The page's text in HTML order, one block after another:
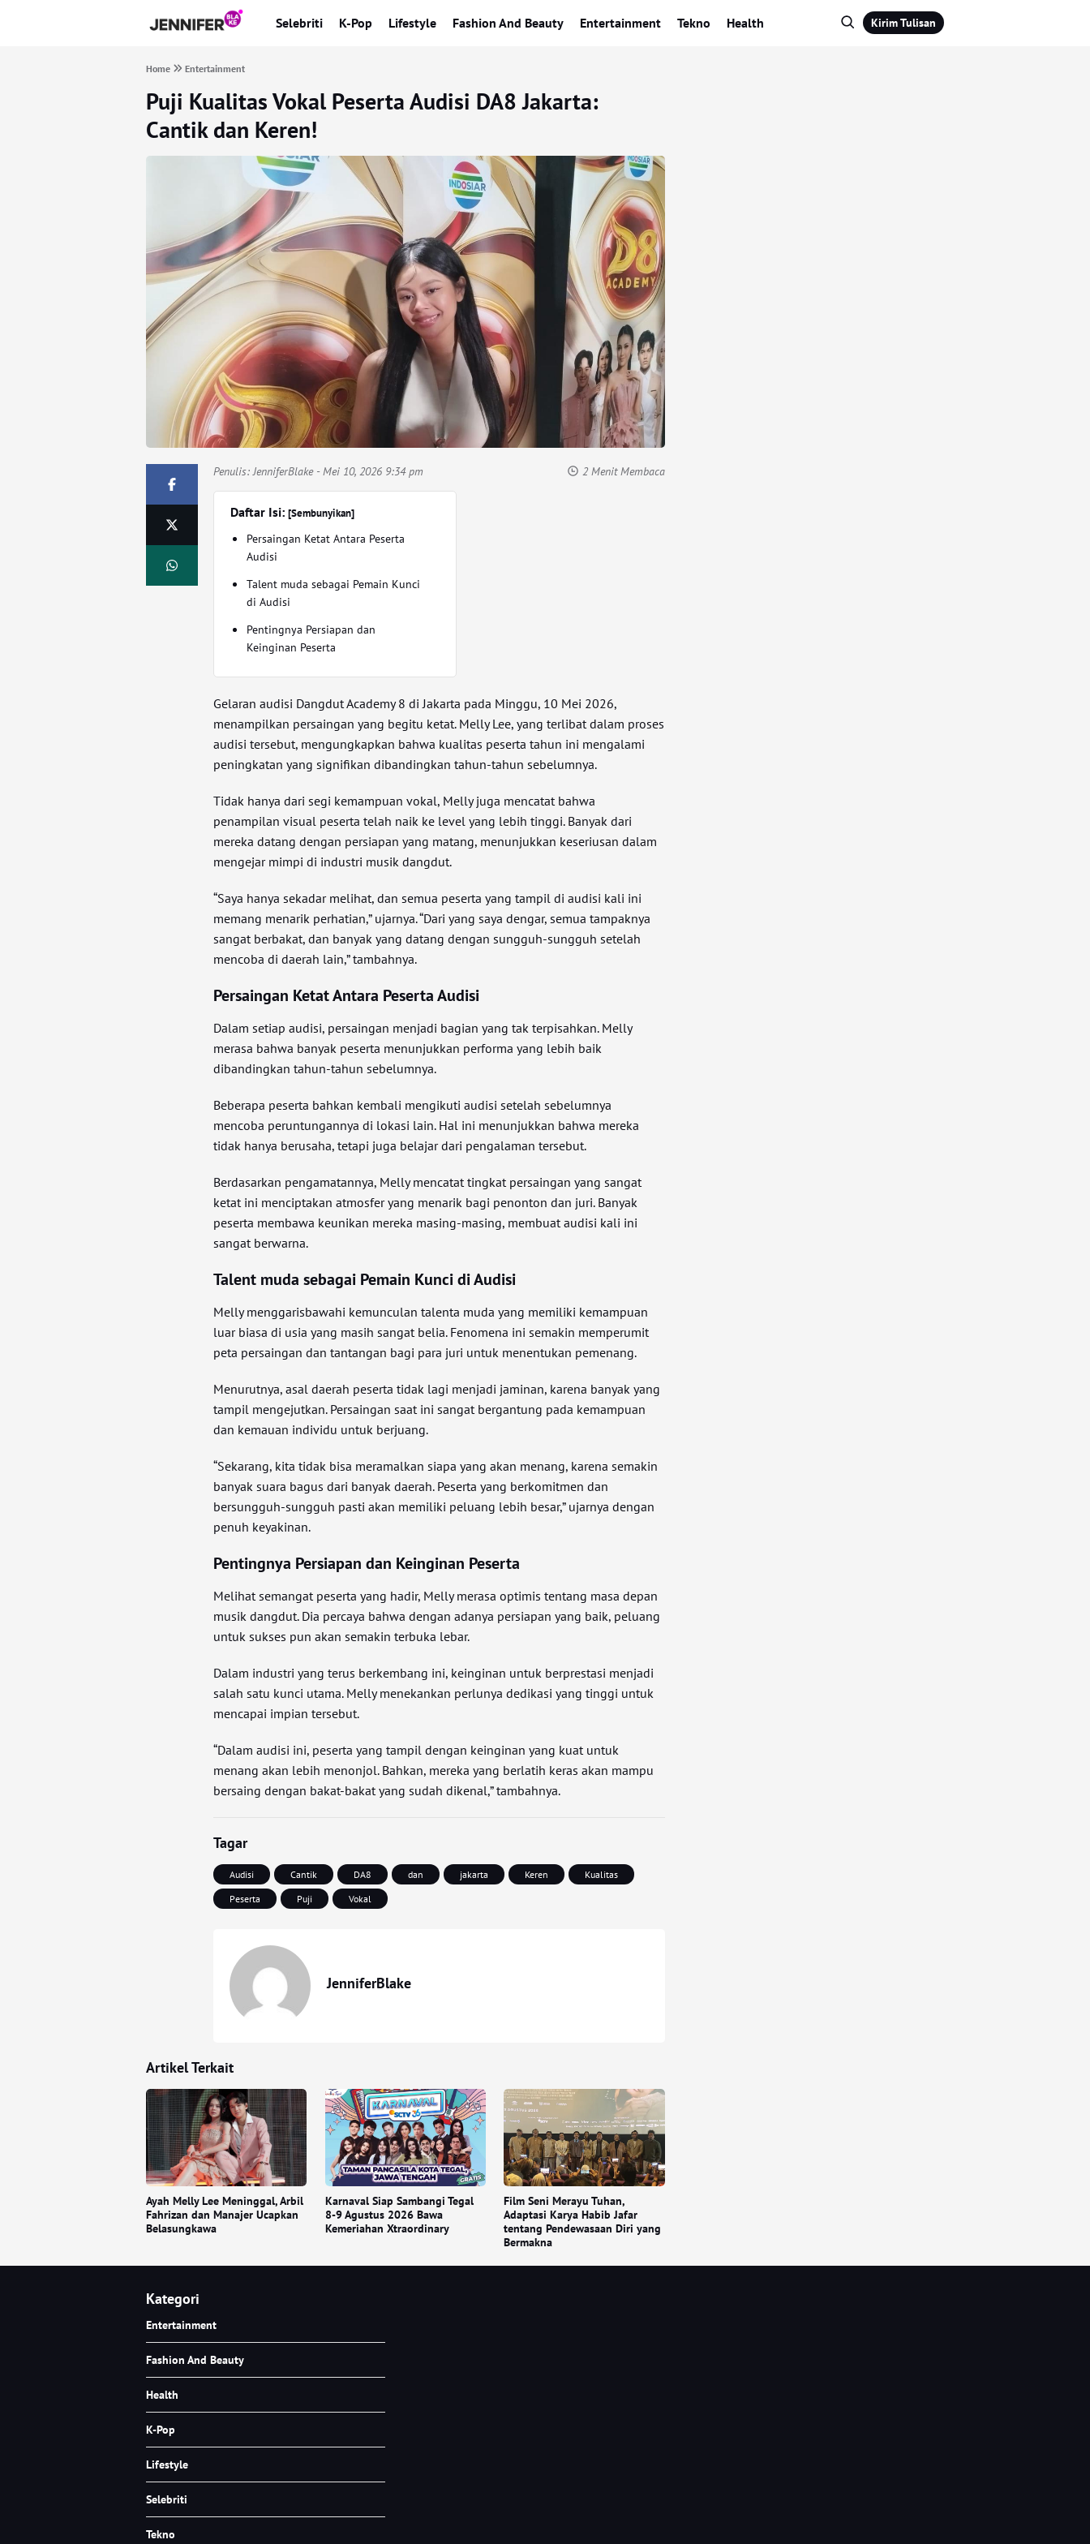
Selebriti K-Pop Lifestyle Fashion And Beauty Entertainment Tekno Health Kirim Tulisan
Home Entertainment
Puji Kualitas Vokal Peserta Audisi DA8 Jakarta:
Cantik dan Keren!
Penulis: JenniferBlake- Mei 10, 2026 9:34 pm 2 Menit Membaca
Daftar Isi:[Sembunyikan]
Persaingan Ketat Antara Peserta
Audisi
Talent muda sebagai Pemain Kunci
di Audisi
Pentingnya Persiapan dan
Keinginan Peserta
Gelaran audisi Dangdut Academy 8 di Jakarta pada Minggu, 10 Mei 2026,
menampilkan persaingan yang begitu ketat. Melly Lee, yang terlibat dalam proses
audisi tersebut, mengungkapkan bahwa kualitas peserta tahun ini mengalami
peningkatan yang signifikan dibandingkan tahun-tahun sebelumnya.
Tidak hanya dari segi kemampuan vokal, Melly juga mencatat bahwa
penampilan visual peserta telah naik ke level yang lebih tinggi. Banyak dari
mereka datang dengan persiapan yang matang, menunjukkan keseriusan dalam
mengejar mimpi di industri musik dangdut.
“Saya hanya sekadar melihat, dan semua peserta yang tampil di audisi kali ini
memang menarik perhatian,” ujarnya. “Dari yang saya dengar, semua tampaknya
sangat berbakat, dan banyak yang datang dengan sungguh-sungguh setelah
mencoba di daerah lain,” tambahnya.
Persaingan Ketat Antara Peserta Audisi
Dalam setiap audisi, persaingan menjadi bagian yang tak terpisahkan. Melly
merasa bahwa banyak peserta menunjukkan performa yang lebih baik
dibandingkan tahun-tahun sebelumnya.
Beberapa peserta bahkan kembali mengikuti audisi setelah sebelumnya
mencoba peruntungannya di lokasi lain. Hal ini menunjukkan bahwa mereka
tidak hanya berusaha, tetapi juga belajar dari pengalaman tersebut.
Berdasarkan pengamatannya, Melly mencatat tingkat persaingan yang sangat
ketat ini menciptakan atmosfer yang menarik bagi penonton dan juri. Banyak
peserta membawa keunikan mereka masing-masing, membuat audisi kali ini
sangat berwarna.
Talent muda sebagai Pemain Kunci di Audisi
Melly menggarisbawahi kemunculan talenta muda yang memiliki kemampuan
luar biasa di usia yang masih sangat belia. Fenomena ini semakin memperumit
peta persaingan dan tantangan bagi para juri untuk menentukan pemenang.
Menurutnya, asal daerah peserta tidak lagi menjadi jaminan, karena banyak yang
tampil mengejutkan. Persaingan saat ini sangat bergantung pada kemampuan
dan kemauan individu untuk berjuang.
“Sekarang, kita tidak bisa meramalkan siapa yang akan menang, karena semakin
banyak suara bagus dari banyak daerah. Peserta yang berkomitmen dan
bersungguh-sungguh pasti akan memiliki peluang lebih besar,” ujarnya dengan
penuh keyakinan.
Pentingnya Persiapan dan Keinginan Peserta
Melihat semangat peserta yang hadir, Melly merasa optimis tentang masa depan
musik dangdut. Dia percaya bahwa dengan adanya persiapan yang baik, peluang
untuk sukses pun akan semakin terbuka lebar.
Dalam industri yang terus berkembang ini, keinginan untuk berprestasi menjadi
salah satu kunci utama. Melly menekankan perlunya dedikasi yang tinggi untuk
mencapai impian tersebut.
“Dalam audisi ini, peserta yang tampil dengan keinginan yang kuat untuk
menang akan lebih menonjol. Bahkan, mereka yang berlatih keras akan mampu
bersaing dengan bakat-bakat yang sudah dikenal,” tambahnya.
Tagar
Audisi Cantik DA8 dan jakarta Keren
Kualitas
Peserta
Puji Vokal
JenniferBlake
Artikel Terkait
Ayah Melly Lee Meninggal, Arbil
Fahrizan dan Manajer Ucapkan
Belasungkawa
Karnaval Siap Sambangi Tegal
8-9 Agustus 2026 Bawa
Kemeriahan Xtraordinary
Film Seni Merayu Tuhan,
Adaptasi Karya Habib Jafar
tentang Pendewasaan Diri yang
Bermakna
Kategori
Entertainment
Fashion And Beauty
Health
K-Pop
Lifestyle
Selebriti
Tekno